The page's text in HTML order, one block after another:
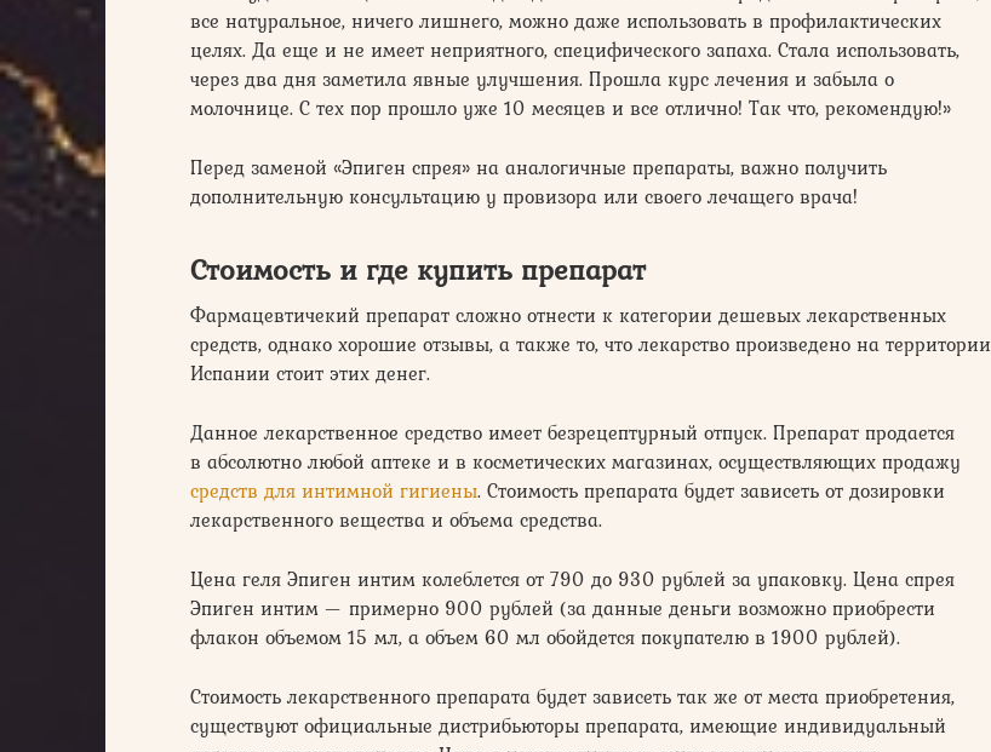
все натуральное, ничего лишнего, можно даже использовать в профилактических
целях. Да еще и не имеет неприятного, специфического запаха. Стала использовать,
через два дня заметила явные улучшения. Прошла курс лечения и забыла о
молочнице. С тех пор прошло уже 10 месяцев и все отлично! Так что, рекомендую!»
Перед заменой «Эпиген спрея» на аналогичные препараты, важно получить
дополнительную консультацию у провизора или своего лечащего врача!
Стоимость и где купить препарат
Фармацевтичекий препарат сложно отнести к категории дешевых лекарственных
средств, однако хорошие отзывы, а также то, что лекарство произведено на территории
Испании стоит этих денег.
Данное лекарственное средство имеет безрецептурный отпуск. Препарат продается
в абсолютно любой аптеке и в косметических магазинах, осуществляющих продажу
средств для интимной гигиены. Стоимость препарата будет зависеть от дозировки
лекарственного вещества и объема средства.
Цена геля Эпиген интим колеблется от 790 до 930 рублей за упаковку. Цена спрея
Эпиген интим — примерно 900 рублей (за данные деньги возможно приобрести
флакон объемом 15 мл, а объем 60 мл обойдется покупателю в 1900 рублей).
Стоимость лекарственного препарата будет зависеть так же от места приобретения,
существуют официальные дистрибьюторы препарата, имеющие индивидуальный